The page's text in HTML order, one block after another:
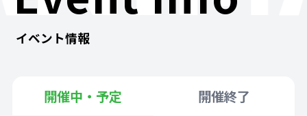
イベント情報
開催中・予定 開催終了